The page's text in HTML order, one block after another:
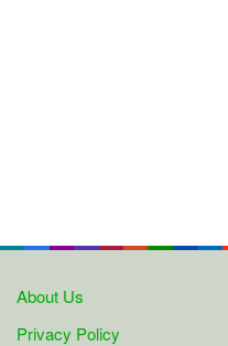
About Us
Privacy Policy